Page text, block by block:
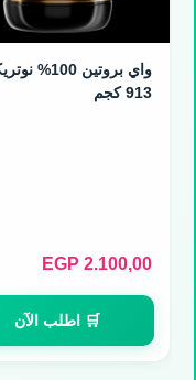
واي بروتين
913 كجم
2.100,00
EGP
🛒 اطلب الآن